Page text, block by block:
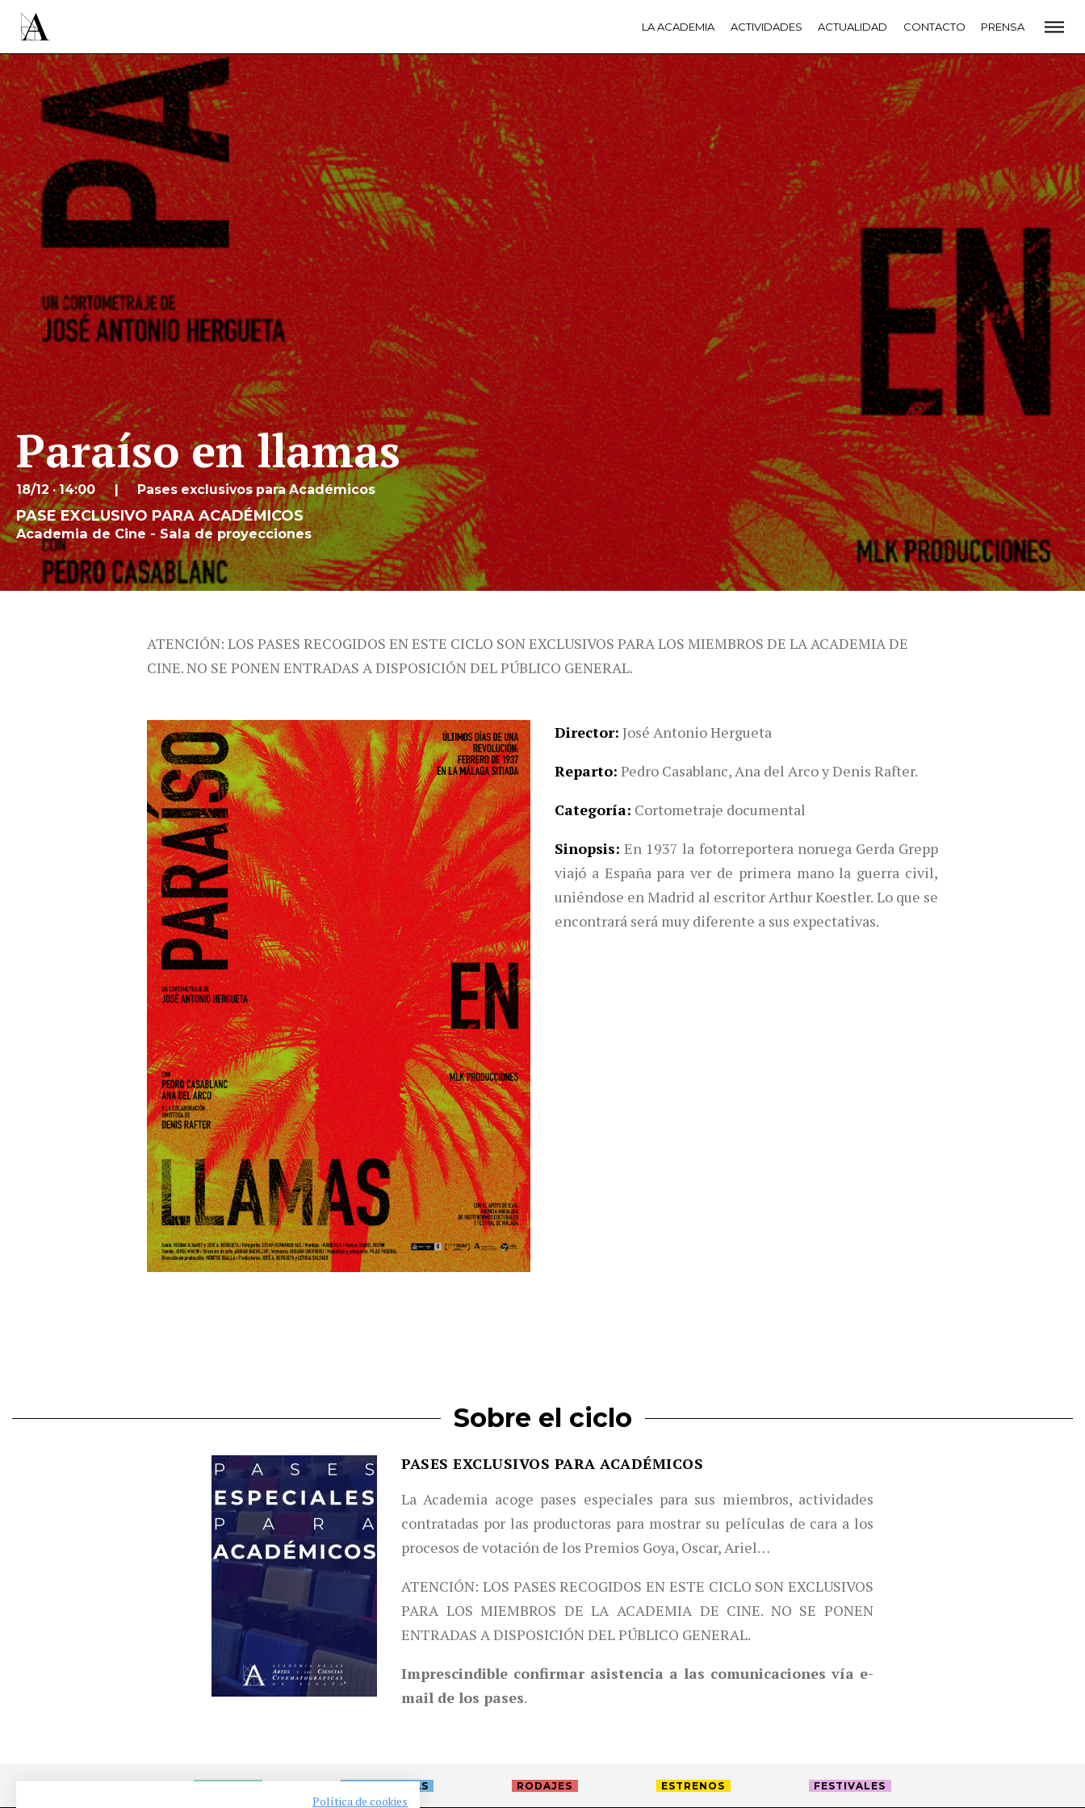
LA ACADEMIA ACTIVIDADES ACTUALIDAD CONTACTO PRENSA
Paraíso en llamas
18/12 · 14:00 Pases exclusivos para Académicos
PASE EXCLUSIVO PARA ACADÉMICOS
Academia de Cine - Sala de proyecciones
ATENCIÓN: LOS PASES RECOGIDOS EN ESTE CICLO SON EXCLUSIVOS PARA LOS MIEMBROS DE LA ACADEMIA DE
CINE. NO SE PONEN ENTRADAS A DISPOSICIÓN DEL PÚBLICO GENERAL.
Director José Antonio Hergueta
Reparto Pedro Casablanc, Ana del Arco y Denis Rafter.
Categoría Cortometraje documental
Sinopsis En 1937 la fotorreportera noruega Gerda Grepp
viajó a España para ver de primera mano la guerra civil,
uniéndose en Madrid al escritor Arthur Koestler. Lo que se
encontrará será muy diferente a sus expectativas.
Sobre el ciclo
PASES EXCLUSIVOS PARA ACADÉMICOS
La Academia acoge pases especiales para sus miembros, actividades
contratadas por las productoras para mostrar su películas de cara a los
procesos de votación de los Premios Goya, Oscar, Ariel…
ATENCIÓN: LOS PASES RECOGIDOS EN ESTE CICLO SON EXCLUSIVOS
PARA LOS MIEMBROS DE LA ACADEMIA DE CINE. NO SE PONEN
ENTRADAS A DISPOSICIÓN DEL PÚBLICO GENERAL.
Imprescindible confirmar asistencia a las comunicaciones vía e-
mail de los pases.
NOTICIAS ENTREVISTAS RODAJES ESTRENOS FESTIVALES
LA ACADEMIA PREMIOS GOYA FUNDACIÓN
CONTACTO
ÚNETE A LA ACADEMIA DE CINE
PRENSA NEWSLETTER
Política de cookies